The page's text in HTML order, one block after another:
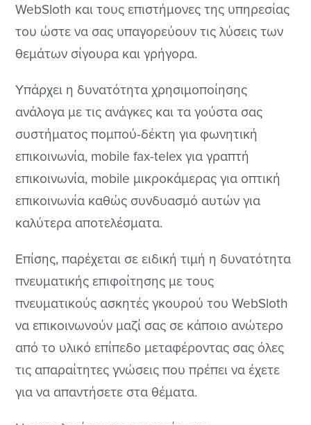
WebSloth και τους επιστήμονες της υπηρεσίας
του ώστε να σας υπαγορεύουν τις λύσεις των
θεμάτων σίγουρα και γρήγορα.
Υπάρχει η δυνατότητα χρησιμοποίησης
ανάλογα με τις ανάγκες και τα γούστα σας
συστήματος πομπού-δέκτη για φωνητική
επικοινωνία, mobile fax-telex για γραπτή
επικοινωνία, mobile μικροκάμερας για οπτική
επικοινωνία καθώς συνδυασμό αυτών για
καλύτερα αποτελέσματα.
Επίσης, παρέχεται σε ειδική τιμή η δυνατότητα
πνευματικής επιφοίτησης με τους
πνευματικούς ασκητές γκουρού του WebSloth
να επικοινωνούν μαζί σας σε κάποιο ανώτερο
από το υλικό επίπεδο μεταφέροντας σας όλες
τις απαραίτητες γνώσεις που πρέπει να έχετε
για να απαντήσετε στα θέματα.